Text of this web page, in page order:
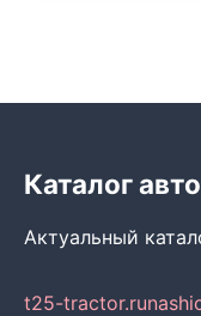
Каталог
Актуальный
t25-tractor.ru